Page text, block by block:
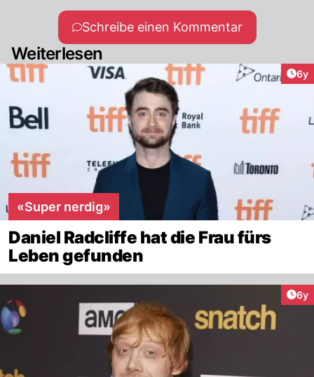
Schreibe einen Kommentar
Weiterlesen
6y
«Super nerdig»
Daniel Radcliffe hat die Frau fürs
Leben gefunden
6y